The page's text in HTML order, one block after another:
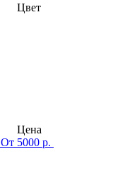
Цвет
Цена
От 5000 р.